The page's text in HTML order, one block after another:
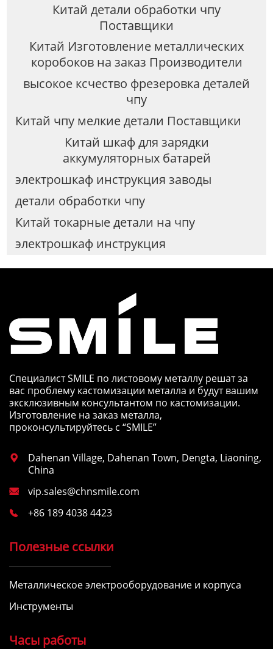
Китай детали обработки чпу
Поставщики
Китай Изготовление металлических
коробоков на заказ Производители
высокое ксчество фрезеровка деталей
чпу
Китай чпу мелкие детали Поставщики
Китай шкаф для зарядки
аккумуляторных батарей
электрошкаф инструкция заводы
детали обработки чпу
Китай токарные детали на чпу
электрошкаф инструкция
Специалист SMILE по листовому металлу решат за
вас проблему кастомизации металла и будут вашим
эксклюзивным консультантом по кастомизации.
Изготовление на заказ металла,
проконсультируйтесь с “SMILE”

Dahenan Village, Dahenan Town, Dengta, Liaoning,
China
 vip.sales@chnsmile.com
 +86 189 4038 4423
Полезные ссылки
Металлическое электрооборудование и корпуса
Инструменты
Часы работы